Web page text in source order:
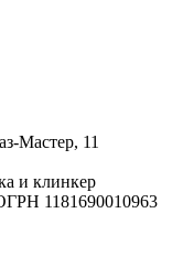
Мастер, 11
и клинкер
1181690010963